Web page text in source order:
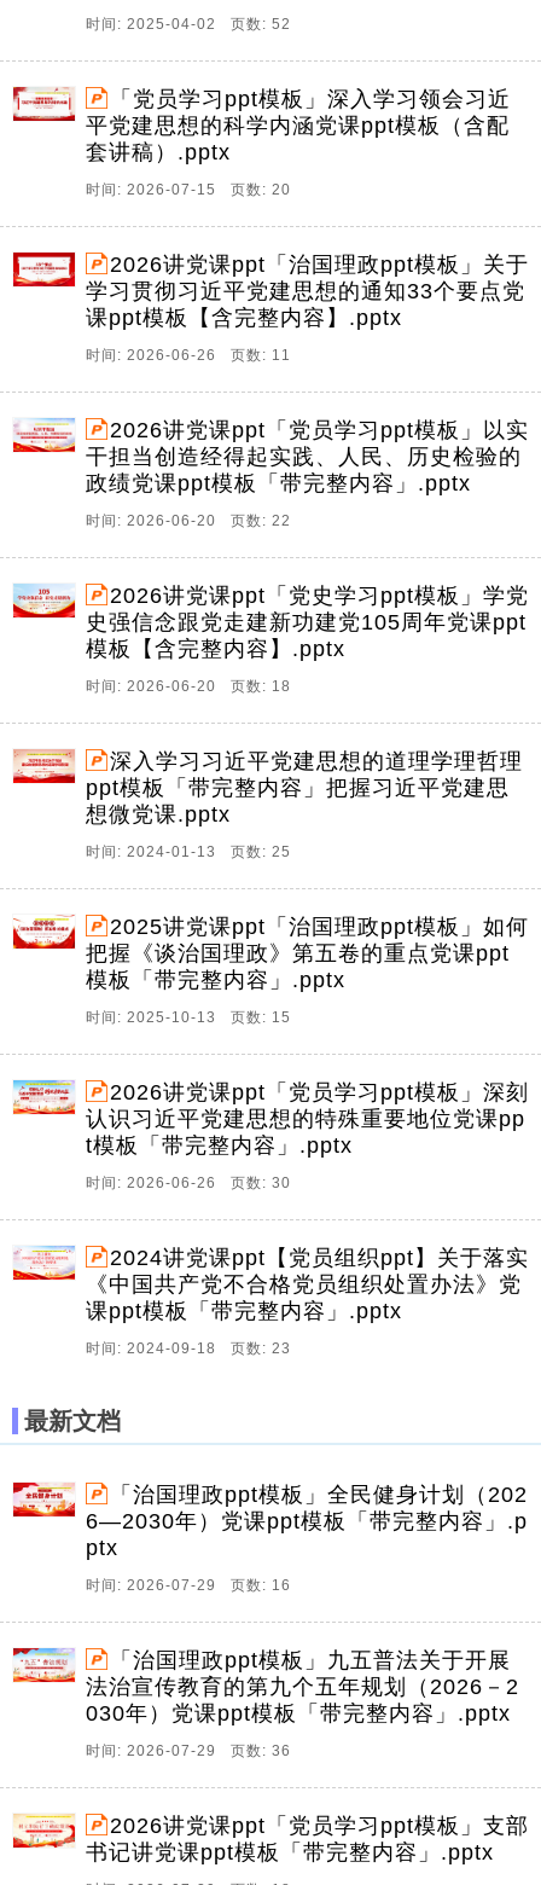
时间: 2025-04-02 页数: 52
「党员学习ppt模板」深入学习领会习近
平党建思想的科学内涵党课ppt模板（含配
套讲稿）.pptx
时间: 2026-07-15 页数: 20
2026讲党课ppt「治国理政ppt模板」关于
学习贯彻习近平党建思想的通知33个要点党
课ppt模板【含完整内容】.pptx
时间: 2026-06-26 页数: 11
2026讲党课ppt「党员学习ppt模板」以实
干担当创造经得起实践、人民、历史检验的
政绩党课ppt模板「带完整内容」.pptx
时间: 2026-06-20 页数: 22
2026讲党课ppt「党史学习ppt模板」学党
史强信念跟党走建新功建党105周年党课ppt
模板【含完整内容】.pptx
时间: 2026-06-20 页数: 18
深入学习习近平党建思想的道理学理哲理
ppt模板「带完整内容」把握习近平党建思
想微党课.pptx
时间: 2024-01-13 页数: 25
2025讲党课ppt「治国理政ppt模板」如何
把握《谈治国理政》第五卷的重点党课ppt
模板「带完整内容」.pptx
时间: 2025-10-13 页数: 15
2026讲党课ppt「党员学习ppt模板」深刻
认识习近平党建思想的特殊重要地位党课pp
t模板「带完整内容」.pptx
时间: 2026-06-26 页数: 30
2024讲党课ppt【党员组织ppt】关于落实
《中国共产党不合格党员组织处置办法》党
课ppt模板「带完整内容」.pptx
时间: 2024-09-18 页数: 23
最新文档
「治国理政ppt模板」全民健身计划（202
6—2030年）党课ppt模板「带完整内容」.p
ptx
时间: 2026-07-29 页数: 16
「治国理政ppt模板」九五普法关于开展
法治宣传教育的第九个五年规划（2026－2
030年）党课ppt模板「带完整内容」.pptx
时间: 2026-07-29 页数: 36
2026讲党课ppt「党员学习ppt模板」支部
书记讲党课ppt模板「带完整内容」.pptx